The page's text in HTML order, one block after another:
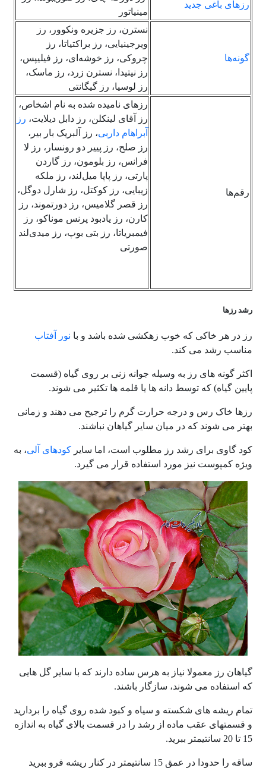
رزهای باغی جدید
مینیاتور
گونه‌ها
نسترن، رز جزیره ونکوور، رز
ویرجینیایی، رز براکتیاتا، رز
چروکی، رز خوشه‌ای، رز فیلیپس،
رز نیتیدا، نسترن زرد، رز ماسک،
رز لوسیا، رز گیگانتی
رقم‌ها
رزهای نامیده شده به نام اشخاص،
رز آقای لینکلن، رز دابل دیلایت، رز
آبراهام داربی، رز آلبریک بار بیر،
رز صلح، رز پییر دو رونسار، رز لا
فرانس، رز بلومون، رز گاردن
پارتی، رز پاپا میل‌لند، رز ملکه
زیبایی، رز کوکتل، رز شارل دوگل،
رز قصر گلامیس، رز دورتموند، رز
کارن، رز یادبود پرنس موناکو، رز
فیمبریاتا، رز بتی بوپ، رز میدی‌لند
صورتی
رشد رزها
رز در هر خاکی که خوب زهکشی شده باشد و با نور آفتاب
مناسب رشد می کند.
اکثر گونه های رز به وسیله جوانه زنی بر روی گیاه (قسمت
پایین گیاه) که توسط دانه ها یا قلمه ها تکثیر می شوند.
رزها خاک رس و درجه حرارت گرم را ترجیح می دهند و زمانی
بهتر می شوند که در میان سایر گیاهان نباشند.
کود گاوی برای رشد رز مطلوب است، اما سایر کودهای آلی، به
ویژه کمپوست نیز مورد استفاده قرار می گیرد.
گیاهان رز معمولا نیاز به هرس ساده دارند که با سایر گل هایی
که استفاده می شوند، سازگار باشند.
تمام ریشه های شکسته و سیاه و کبود شده روی گیاه را بردارید
و قسمتهای عقب ماده از رشد را در قسمت بالای گیاه به اندازه
15 تا 20 سانتیمتر ببرید.
ساقه را حدودا در عمق 15 سانتیمتر در کنار ریشه فرو ببرید